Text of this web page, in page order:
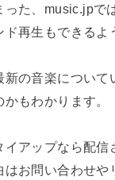
った、music.jpで
再生もできるよ
の音楽について
もわかります。
イアップなら配信
はお問い合わせや